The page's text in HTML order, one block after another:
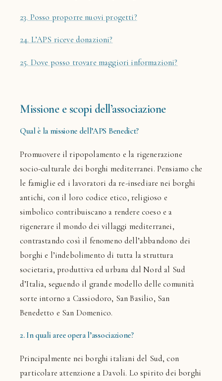
23. Posso proporre nuovi progetti?
24. L’APS riceve donazioni?
25. Dove posso trovare maggiori informazioni?
Missione e scopi dell’associazione
Qual è la missione dell’APS Benedict?
Promuovere il ripopolamento e la rigenerazione
socio-culturale dei borghi mediterranei. Pensiamo che
le famiglie ed i lavoratori da re-insediare nei borghi
antichi, con il loro codice etico, religioso e
simbolico contribuiscano a rendere coeso e a
rigenerare il mondo dei villaggi mediterranei,
contrastando così il fenomeno dell’abbandono dei
borghi e l’indebolimento di tutta la struttura
societaria, produttiva ed urbana dal Nord al Sud
d’Italia, seguendo il grande modello delle comunità
sorte intorno a Cassiodoro, San Basilio, San
Benedetto e San Domenico.
2. In quali aree opera l’associazione?
Principalmente nei borghi italiani del Sud, con
particolare attenzione a Davoli. Lo spirito dei borghi